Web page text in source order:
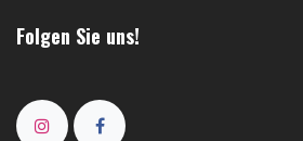
Folgen Sie uns!